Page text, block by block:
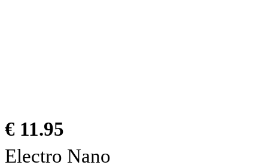
€ 11.95
Electro Nano